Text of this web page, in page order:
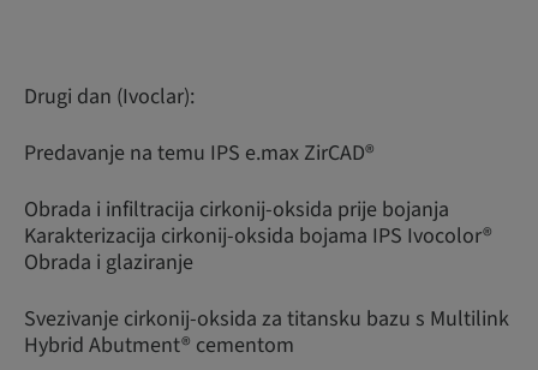
Drugi dan (Ivoclar):
Predavanje na temu IPS e.max ZirCAD®
Obrada i infiltracija cirkonij-oksida prije bojanja
Karakterizacija cirkonij-oksida bojama IPS Ivocolor®
Obrada i glaziranje
Svezivanje cirkonij-oksida za titansku bazu s Multilink
Hybrid Abutment® cementom